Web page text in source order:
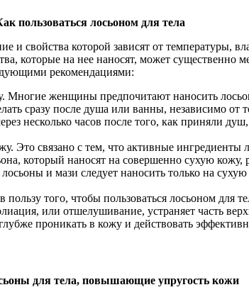
пользоваться лосьоном для тела
и свойства которой зависят от
которые на нее наносят, может существенно
рекомендациями:
Многие женщины предпочитают наносить
сразу после душа или ванны, независимо
несколько часов после того, как приняли
Это связано с тем, что активные
который наносят на совершенно сухую
и мази следует наносить только на
того, чтобы пользоваться лосьоном для
или отшелушивание, устраняет часть
проникать в кожу и действовать
для тела, повышающие упругость кожи